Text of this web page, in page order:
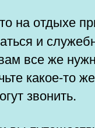
и
все же
какое-то
звонить.